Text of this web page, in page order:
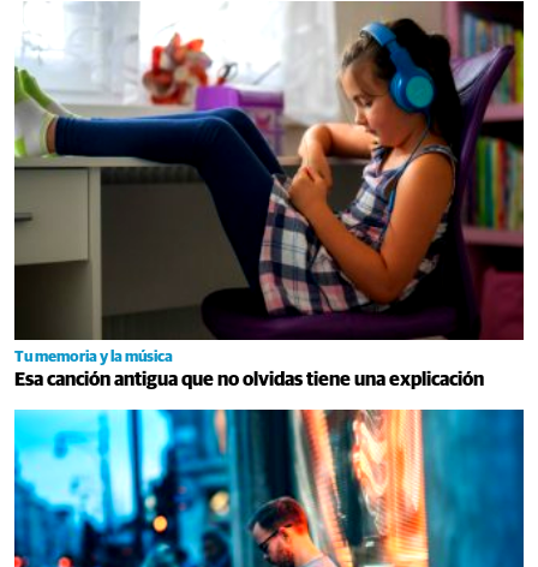
Tu memoria y la música
Esa canción antigua que no olvidas tiene una explicación